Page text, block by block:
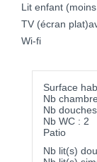
Lit enfant
TV (écran
Wi-fi
Surface
Nb
Nb
Nb WC : 2
Patio
Nb lit(s)